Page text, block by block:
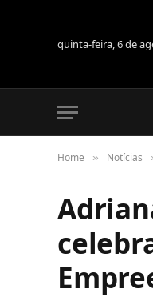
quinta-feira, 6 de
Home » Notícias